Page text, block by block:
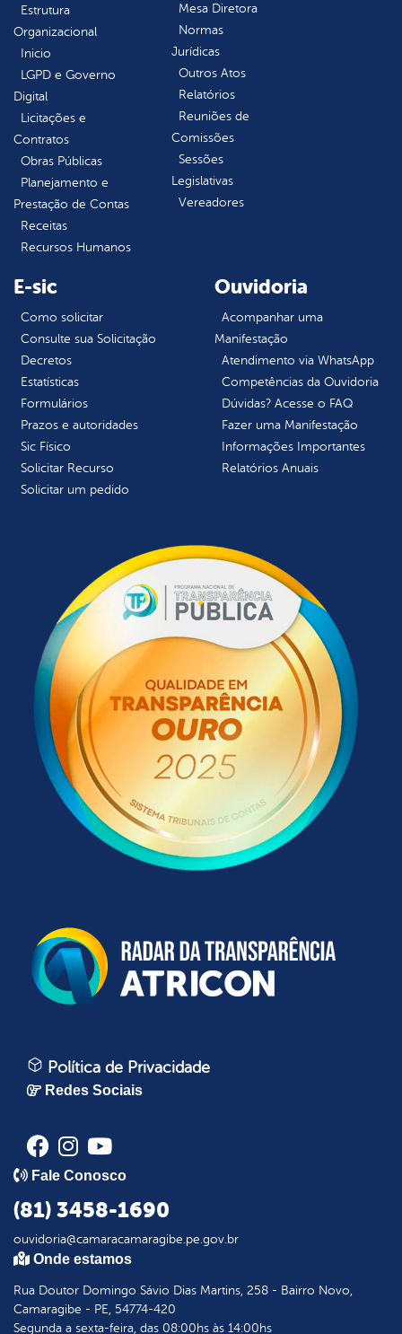
Estrutura
Organizacional
Inicio
LGPD e Governo
Digital
Licitações e
Contratos
Obras Públicas
Planejamento e
Prestação de Contas
Receitas
Recursos Humanos
Mesa Diretora
Normas
Jurídicas
Outros Atos
Relatórios
Reuniões de
Comissões
Sessões
Legislativas
Vereadores
E-sic
Como solicitar
Consulte sua Solicitação
Decretos
Estatísticas
Formulários
Prazos e autoridades
Sic Físico
Solicitar Recurso
Solicitar um pedido
Ouvidoria
Acompanhar uma
Manifestação
Atendimento via WhatsApp
Competências da Ouvidoria
Dúvidas? Acesse o FAQ
Fazer uma Manifestação
Informações Importantes
Relatórios Anuais
Política de Privacidade
Redes Sociais
Fale Conosco
(81) 3458-1690
ouvidoria@camaracamaragibe.pe.gov.br
Onde estamos
Rua Doutor Domingo Sávio Dias Martins, 258 - Bairro Novo,
Camaragibe - PE, 54774-420
Segunda a sexta-feira, das 08:00hs às 14:00hs